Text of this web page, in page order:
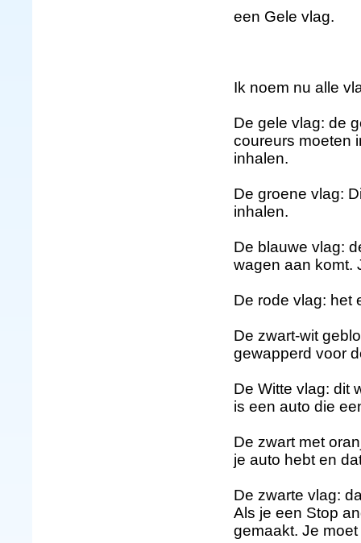
een Gele vlag.
Ik noem nu alle
De gele vlag: de
coureurs moeten
inhalen.
De groene vlag:
inhalen.
De blauwe vlag:
wagen aan komt.
De rode vlag: het
De zwart-wit
gewapperd voor
De Witte vlag: dit
is een auto die
De zwart met
je auto hebt en
De zwarte vlag:
Als je een Stop
gemaakt. Je